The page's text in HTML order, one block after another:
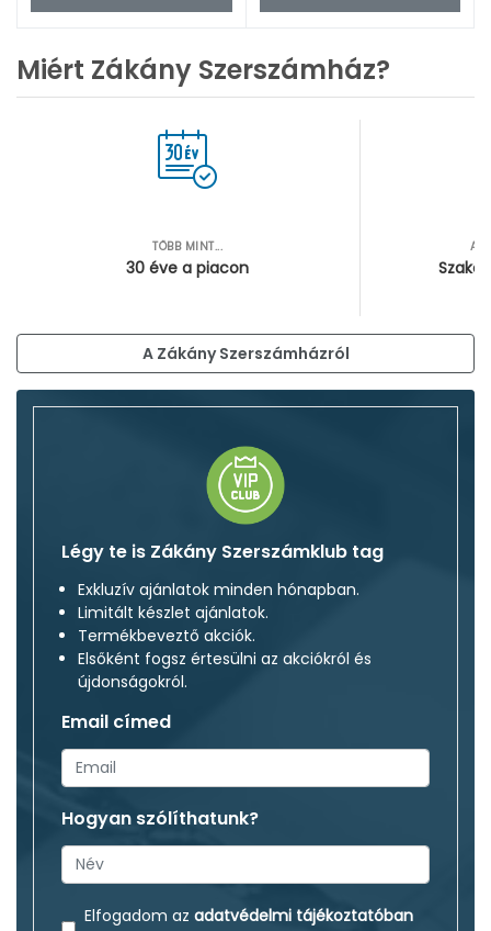
Miért Zákány Szerszámház?
TÖBB MINT...
30 éve a piacon
A Zákány Szerszámházról
Légy te is Zákány Szerszámklub tag
Exkluzív ajánlatok minden hónapban.
Limitált készlet ajánlatok.
Termékbeveztő akciók.
Elsőként fogsz értesülni az akciókról és
újdonságokról.
Email címed
Hogyan szólíthatunk?
Elfogadom az adatvédelmi tájékoztatóban